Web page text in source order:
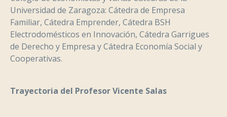
Universidad de Zaragoza: Cátedra de Empresa
Familiar, Cátedra Emprender, Cátedra BSH
Electrodomésticos en Innovación, Cátedra Garrigues
de Derecho y Empresa y Cátedra Economía Social y
Cooperativas.
Trayectoria del Profesor Vicente Salas